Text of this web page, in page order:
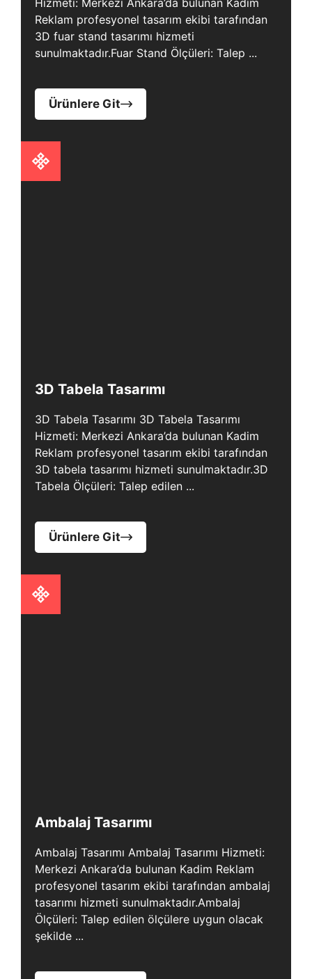
Hizmeti: Merkezi Ankara’da bulunan Kadim
Reklam profesyonel tasarım ekibi tarafından
3D fuar stand tasarımı hizmeti
sunulmaktadır.Fuar Stand Ölçüleri: Talep ...
Ürünlere Git
3D Tabela Tasarımı
3D Tabela Tasarımı 3D Tabela Tasarımı
Hizmeti: Merkezi Ankara’da bulunan Kadim
Reklam profesyonel tasarım ekibi tarafından
3D tabela tasarımı hizmeti sunulmaktadır.3D
Tabela Ölçüleri: Talep edilen ...
Ürünlere Git
Ambalaj Tasarımı
Ambalaj Tasarımı Ambalaj Tasarımı Hizmeti:
Merkezi Ankara’da bulunan Kadim Reklam
profesyonel tasarım ekibi tarafından ambalaj
tasarımı hizmeti sunulmaktadır.Ambalaj
Ölçüleri: Talep edilen ölçülere uygun olacak
şekilde ...